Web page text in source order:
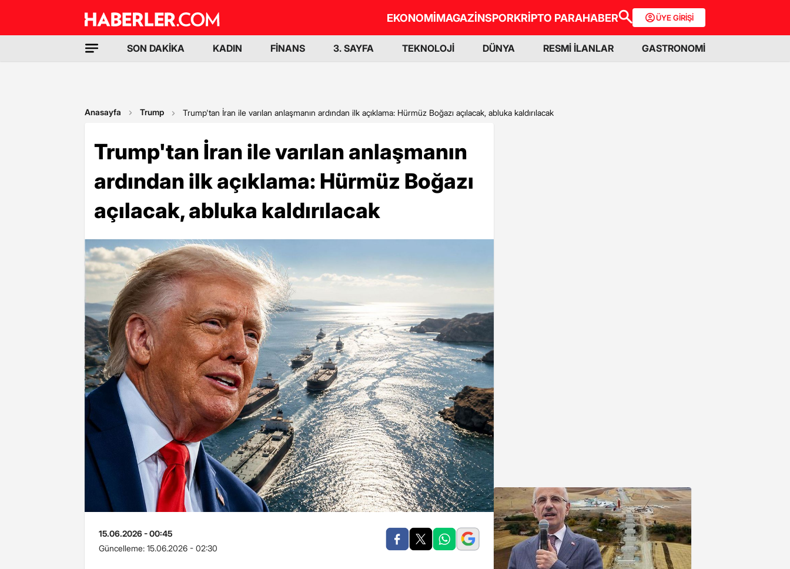
EKONOMİMAGAZİNSPORKRİPTO PARAHABER ÜYE GİRİŞİ
SON DAKİKA KADIN FİNANS 3. SAYFA TEKNOLOJİ DÜNYA RESMİ İLANLAR GASTRONOMİ
Anasayfa Trump Trump'tan İran ile varılan anlaşmanın ardından ilk açıklama: Hürmüz Boğazı açılacak, abluka kaldırılacak
Trump'tan İran ile varılan anlaşmanın
ardından ilk açıklama: Hürmüz Boğazı
açılacak, abluka kaldırılacak
15.06.2026 - 00:45
Güncelleme: 15.06.2026 - 02:30